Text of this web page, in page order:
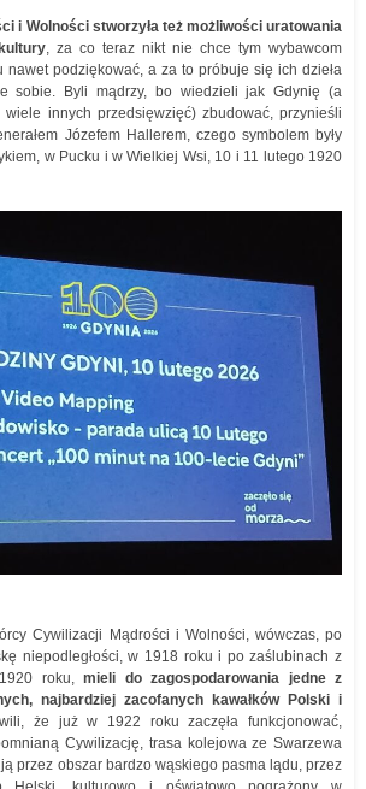
i Wolności stworzyła też możliwości uratowania
, za co teraz nikt nie chce tym wybawcom
nawet podziękować, a za to próbuje się ich dzieła
je sobie. Byli mądrzy, bo wiedzieli jak Gdynię (a
innych przedsięwzięć) zbudować, przynieśli
Józefem Hallerem, czego symbolem były
w Pucku i w Wielkiej Wsi, 10 i 11 lutego 1920
Cywilizacji Mądrości i Wolności, wówczas, po
niepodległości, w 1918 roku i po zaślubinach z
1920 roku,mieli do zagospodarowania jedne z
najbardziej zacofanych kawałków Polski i
że już w 1922 roku zaczęła funkcjonować,
Cywilizację, trasa kolejowa ze Swarzewa
przez obszar bardzo wąskiego pasma lądu, przez